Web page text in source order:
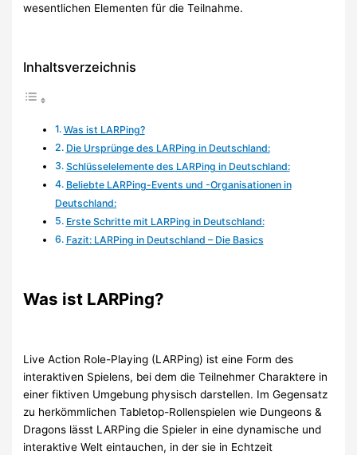
wesentlichen Elementen für die Teilnahme.
Inhaltsverzeichnis
Was ist LARPing?
Die Ursprünge des LARPing in Deutschland:
Schlüsselelemente des LARPing in Deutschland:
Beliebte LARPing-Events und -Organisationen in
Deutschland:
Erste Schritte mit LARPing in Deutschland:
Fazit: LARPing in Deutschland – Die Basics
Was ist LARPing?
Live Action Role-Playing (LARPing) ist eine Form des
interaktiven Spielens, bei dem die Teilnehmer Charaktere in
einer fiktiven Umgebung physisch darstellen. Im Gegensatz
zu herkömmlichen Tabletop-Rollenspielen wie Dungeons &
Dragons lässt LARPing die Spieler in eine dynamische und
interaktive Welt eintauchen, in der sie in Echtzeit